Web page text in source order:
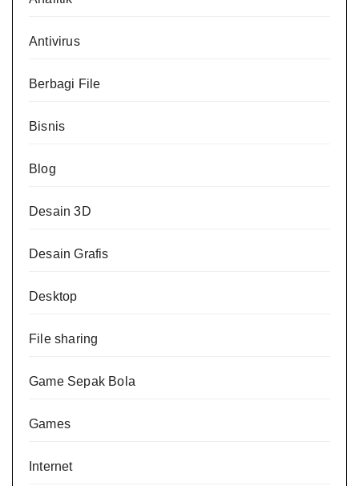
Antivirus
Berbagi File
Bisnis
Blog
Desain 3D
Desain Grafis
Desktop
File sharing
Game Sepak Bola
Games
Internet